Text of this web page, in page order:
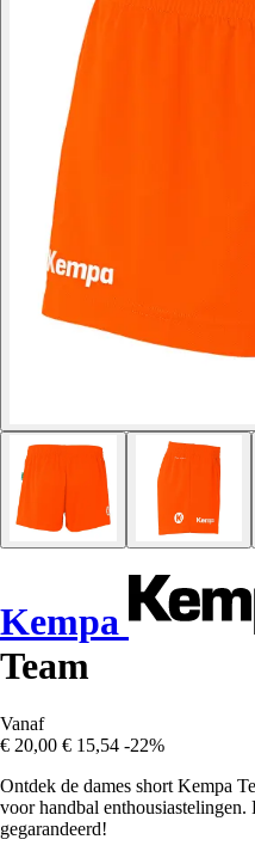
Kempa
Team
Vanaf
€ 20,00 € 15,54 -22%
Ontdek de dames short Kempa
voor handbal enthousiastelingen.
gegarandeerd!